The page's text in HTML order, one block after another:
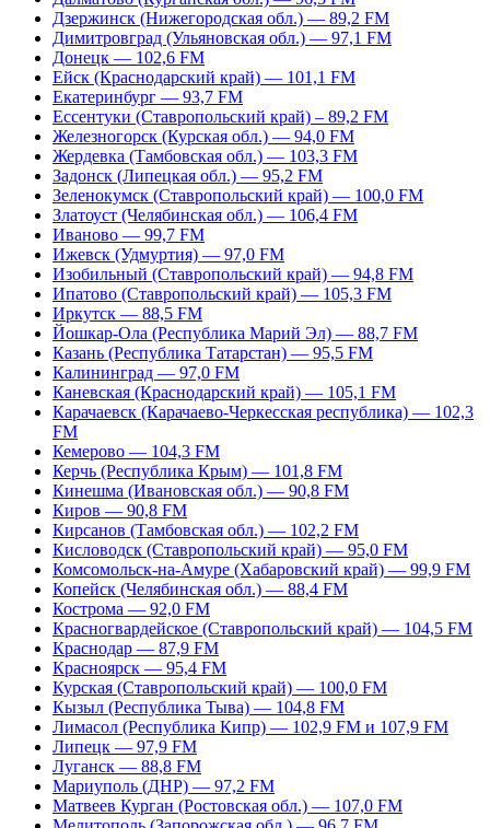
Дзержинск (Нижегородская обл.) — 89,2 FM
Димитровград (Ульяновская обл.) — 97,1 FM
Донецк — 102,6 FM
Ейск (Краснодарский край) — 101,1 FM
Екатеринбург — 93,7 FM
Ессентуки (Ставропольский край) – 89,2 FM
Железногорск (Курская обл.) — 94,0 FM
Жердевка (Тамбовская обл.) — 103,3 FM
Задонск (Липецкая обл.) — 95,2 FM
Зеленокумск (Ставропольский край) — 100,0 FM
Златоуст (Челябинская обл.) — 106,4 FM
Иваново — 99,7 FM
Ижевск (Удмуртия) — 97,0 FM
Изобильный (Ставропольский край) — 94,8 FM
Ипатово (Ставропольский край) — 105,3 FM
Иркутск — 88,5 FM
Йошкар-Ола (Республика Марий Эл) — 88,7 FM
Казань (Республика Татарстан) — 95,5 FM
Калининград — 97,0 FM
Каневская (Краснодарский край) — 105,1 FM
Карачаевск (Карачаево-Черкесская республика) — 102,3
FM
Кемерово — 104,3 FM
Керчь (Республика Крым) — 101,8 FM
Кинешма (Ивановская обл.) — 90,8 FM
Киров — 90,8 FM
Кирсанов (Тамбовская обл.) — 102,2 FM
Кисловодск (Ставропольский край) — 95,0 FM
Комсомольск-на-Амуре (Хабаровский край) — 99,9 FM
Копейск (Челябинская обл.) — 88,4 FM
Кострома — 92,0 FM
Красногвардейское (Ставропольский край) — 104,5 FM
Краснодар — 87,9 FM
Красноярск — 95,4 FM
Курская (Ставропольский край) — 100,0 FM
Кызыл (Республика Тыва) — 104,8 FM
Лимасол (Республика Кипр) — 102,9 FM и 107,9 FM
Липецк — 97,9 FM
Луганск — 88,8 FM
Мариуполь (ДНР) — 97,2 FM
Матвеев Курган (Ростовская обл.) — 107,0 FM